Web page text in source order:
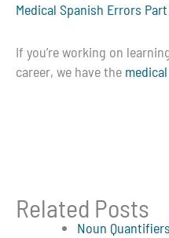
Medical Spanish Errors
If you’re working on
career, we have the
Related Posts
Noun